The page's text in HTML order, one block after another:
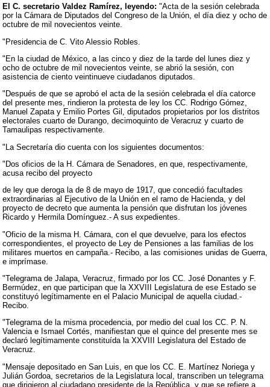
El C. secretario Valdez Ramírez, leyendo: "Acta de la sesión celebrada
por la Cámara de Diputados del Congreso de la Unión, el día diez y ocho de
octubre de mil novecientos veinte.
"Presidencia de C. Vito Alessio Robles.
"En la ciudad de México, a las cinco y diez de la tarde del lunes diez y
ocho de octubre de mil novecientos veinte, se abrió la sesión, con
asistencia de ciento veintinueve ciudadanos diputados.
"Después de que se aprobó el acta de la sesión celebrada el día catorce
del presente mes, rindieron la protesta de ley los CC. Rodrigo Gómez,
Manuel Zapata y Emilio Portes Gil, diputados propietarios por los distritos
electorales cuarto de Durango, decimoquinto de Veracruz y cuarto de
Tamaulipas respectivamente.
"La Secretaría dio cuenta con los siguientes documentos:
"Dos oficios de la H. Cámara de Senadores, en que, respectivamente,
acusa recibo del proyecto
de ley que deroga la de 8 de mayo de 1917, que concedió facultades
extraordinarias al Ejecutivo de la Unión en el ramo de Hacienda, y del
proyecto de decreto que aumenta la pensión que disfrutan los jóvenes
Ricardo y Hermila Domínguez.- A sus expedientes.
"Oficio de la misma H. Cámara, con el que devuelve, para los efectos
correspondientes, el proyecto de Ley de Pensiones a las familias de los
militares muertos en campaña.- Recibo, a las comisiones unidas de Guerra,
e imprímase.
"Telegrama de Jalapa, Veracruz, firmado por los CC. José Donantes y F.
Bermúdez, en que participan que la XXVIII Legislatura de ese Estado se
constituyó legítimamente en el Palacio Municipal de aquella ciudad.-
Recibo.
"Telegrama de la misma procedencia, por medio del cual los CC. P. N.
Valencia e Ismael Cortés, manifiestan que el quince del presente mes se
declaró legítimamente constituída la XXVIII Legislatura del Estado de
Veracruz.
"Mensaje depositado en San Luis, en que los CC. E. Martínez Noriega y
Julián Gordoa, secretarios de la Legislatura local, transcriben un telegrama
que dirigieron al ciudadano presidente de la República, y que se refiere a